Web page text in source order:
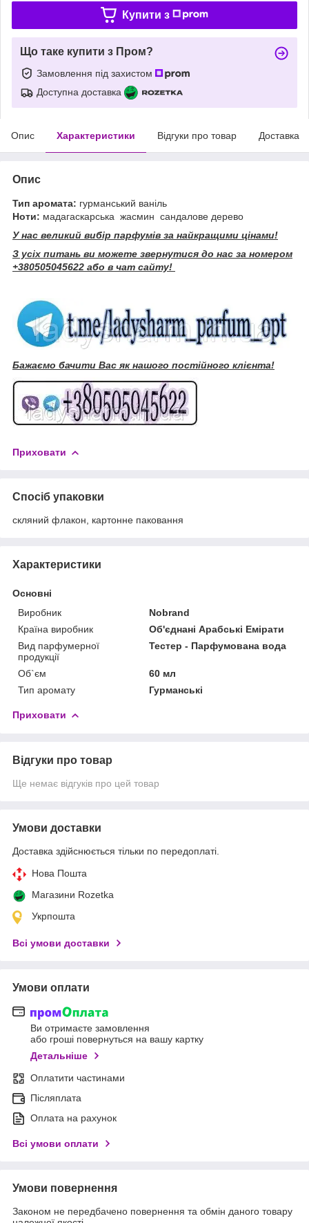
Купити з
Що таке купити з Пром?
Замовлення під захистом
Доступна доставка
Опис Характеристики Відгуки про товар Доставка
Опис
Тип аромата: гурманський ваніль
Ноти: мадагаскарська жасмин сандалове дерево
У нас великий вибір парфумів за найкращими цінами!
З усіх питань ви можете звернутися до нас за номером
+380505045622 або в чат сайту!
Бажаємо бачити Вас як нашого постійного клієнта!
Приховати
Спосіб упаковки
скляний флакон, картонне паковання
Характеристики
Основні
Виробник
Nobrand
Країна виробник
Об'єднані Арабські Емірати
Вид парфумерної
продукції
Тестер - Парфумована вода
Об`єм
60 мл
Тип аромату
Гурманські
Приховати
Відгуки про товар
Ще немає відгуків про цей товар
Умови доставки
Доставка здійснюється тільки по передоплаті.
Нова Пошта
Магазини Rozetka
Укрпошта
Всі умови доставки
Умови оплати
Ви отримаєте замовлення
або гроші повернуться на вашу картку
Детальніше
Оплатити частинами
Післяплата
Оплата на рахунок
Всі умови оплати
Умови повернення
Законом не передбачено повернення та обмін даного товару